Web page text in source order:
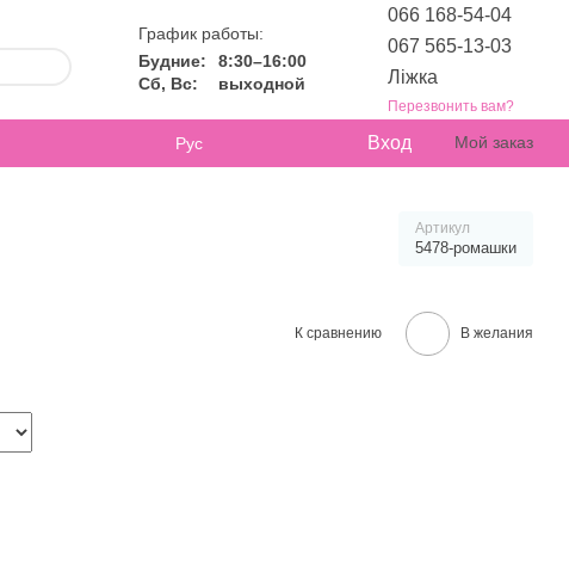
График работы:
Будние:
8:30–16:00
Сб, Вс:
выходной
066 168-54-04
067 565-13-03
Ліжка
Перезвонить вам?
Рус Вход Мой заказ
Артикул
5478-ромашки
К сравнению В желания